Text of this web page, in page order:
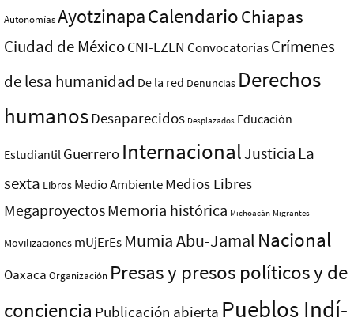
AutonomíasAyotzinapaCalendarioChiapas
Ciudad de MéxicoCNI-EZLN ConvocatoriasCrímenes
de lesa humanidad De la red Denuncias Derechos
humanosDesaparecidos Desplazados Educación
Estudiantil Guerrero InternacionalJusticia La
sexta Libros Medio AmbienteMedios Libres
MegaproyectosMemoria histórica Michoacán Migrantes
Movilizaciones mUjErEs Mumia Abu-Jamal Nacional
Oaxaca Organización Presas y presos polí­ticos y de
conciencia Publicación abierta Pueblos Indí­